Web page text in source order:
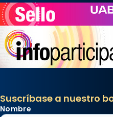
Suscríbase a nuestro
Nombre